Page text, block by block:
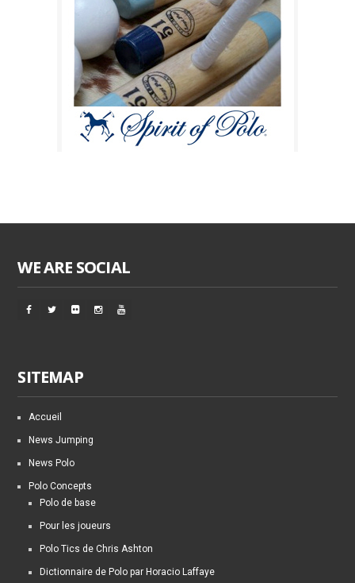
WE ARE SOCIAL
SITEMAP
Accueil
News Jumping
News Polo
Polo Concepts
Polo de base
Pour les joueurs
Polo Tics de Chris Ashton
Dictionnaire de Polo par Horacio Laffaye